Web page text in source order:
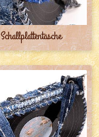
Schallplattentasche